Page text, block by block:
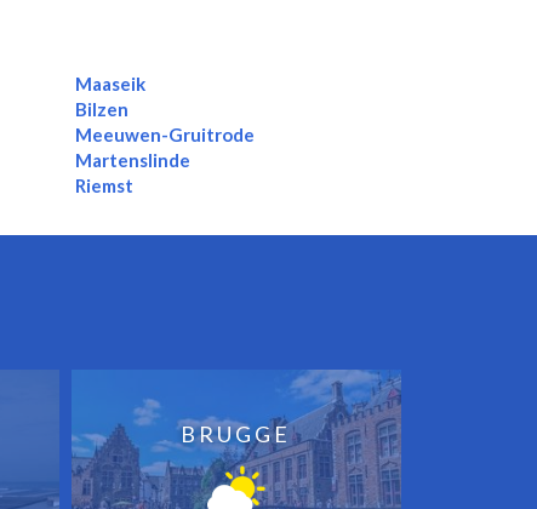
Maaseik
Bilzen
Meeuwen-Gruitrode
Martenslinde
Riemst
BRUGGE